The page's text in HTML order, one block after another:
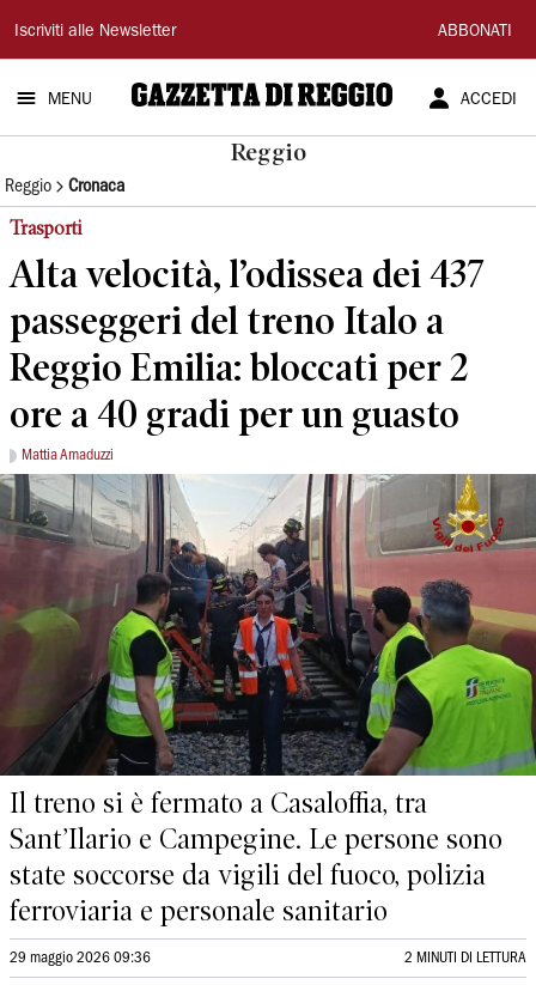
Gazzetta
di
Reggio
Iscriviti alle Newsletter ABBONATI
MENU ACCEDI
Reggio
Reggio Cronaca
Trasporti
Alta velocità, l’odissea dei 437
passeggeri del treno Italo a
Reggio Emilia: bloccati per 2
ore a 40 gradi per un guasto
Mattia Amaduzzi
Il treno si è fermato a Casaloffia, tra
Sant’Ilario e Campegine. Le persone sono
state soccorse da vigili del fuoco, polizia
ferroviaria e personale sanitario
29 maggio 2026 09:36 2 MINUTI DI LETTURA